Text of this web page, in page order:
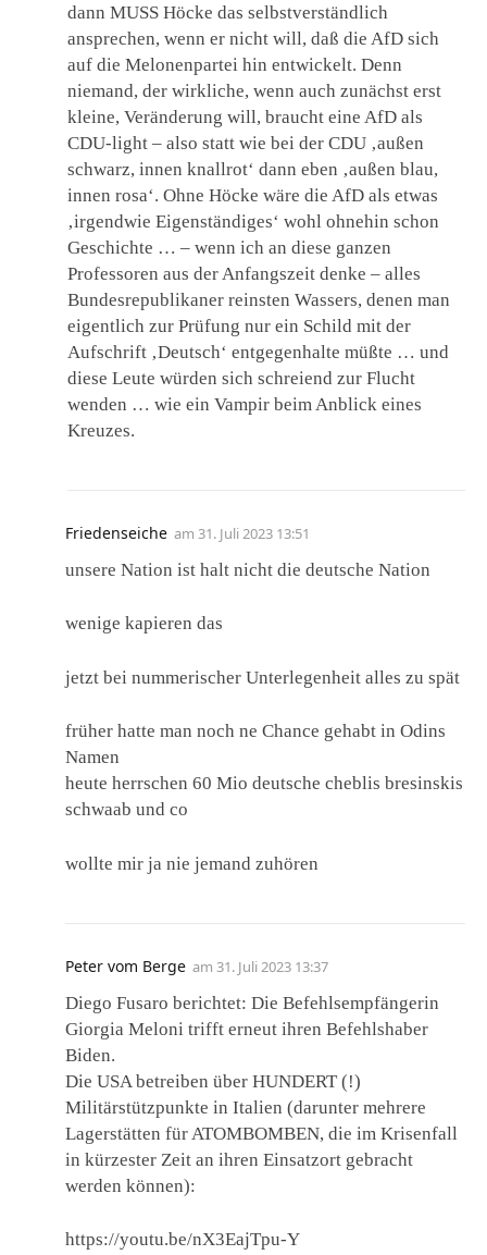
dann MUSS Höcke das selbstverständlich
ansprechen, wenn er nicht will, daß die AfD sich
auf die Melonenpartei hin entwickelt. Denn
niemand, der wirkliche, wenn auch zunächst erst
kleine, Veränderung will, braucht eine AfD als
CDU-light – also statt wie bei der CDU ‚außen
schwarz, innen knallrot‘ dann eben ‚außen blau,
innen rosa‘. Ohne Höcke wäre die AfD als etwas
‚irgendwie Eigenständiges‘ wohl ohnehin schon
Geschichte … – wenn ich an diese ganzen
Professoren aus der Anfangszeit denke – alles
Bundesrepublikaner reinsten Wassers, denen man
eigentlich zur Prüfung nur ein Schild mit der
Aufschrift ‚Deutsch‘ entgegenhalte müßte … und
diese Leute würden sich schreiend zur Flucht
wenden … wie ein Vampir beim Anblick eines
Kreuzes.
Friedenseiche am 31. Juli 2023 13:51
unsere Nation ist halt nicht die deutsche Nation
wenige kapieren das
jetzt bei nummerischer Unterlegenheit alles zu spät
früher hatte man noch ne Chance gehabt in Odins
Namen
heute herrschen 60 Mio deutsche cheblis bresinskis
schwaab und co
wollte mir ja nie jemand zuhören
Peter vom Berge am 31. Juli 2023 13:37
Diego Fusaro berichtet: Die Befehlsempfängerin
Giorgia Meloni trifft erneut ihren Befehlshaber
Biden.
Die USA betreiben über HUNDERT (!)
Militärstützpunkte in Italien (darunter mehrere
Lagerstätten für ATOMBOMBEN, die im Krisenfall
in kürzester Zeit an ihren Einsatzort gebracht
werden können):
https://youtu.be/nX3EajTpu-Y